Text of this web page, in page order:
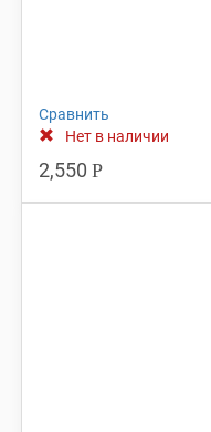
Сравнить
Нет в наличии
2,550 Р